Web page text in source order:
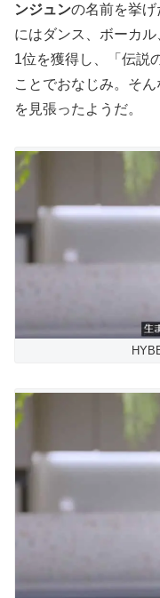
ンジュンの名前を挙
にはダンス、ボーカ
1位を獲得し、「伝説
ことでおなじみ。そ
を見張ったようだ。